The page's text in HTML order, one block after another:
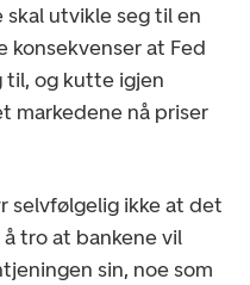
utvikle seg til en
konsekvenser at Fed
til, og kutte igjen
markedene nå priser
selvfølgelig ikke at det
tro at bankene vil
sin, noe som